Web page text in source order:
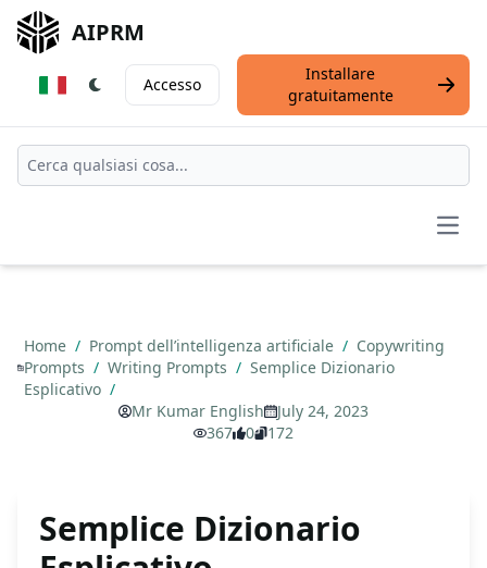
AIPRM
Accesso
Installare
gratuitamente
Home / Prompt dell’intelligenza artificiale / Copywriting
Prompts / Writing Prompts / Semplice Dizionario
Esplicativo /
Mr Kumar English
July 24, 2023
367
0 172
Semplice Dizionario